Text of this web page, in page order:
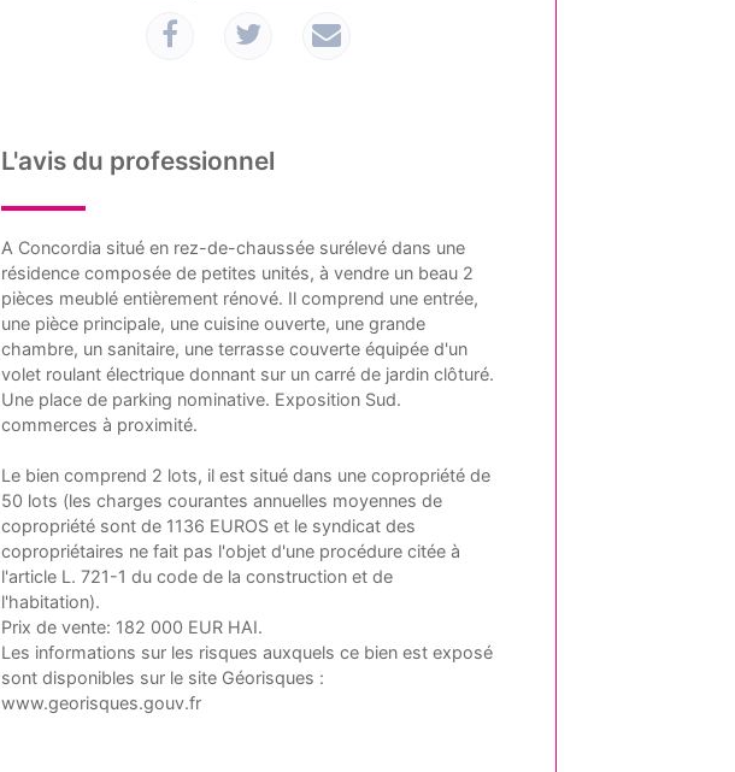
L'avis du professionnel
A Concordia situé en rez-de-chaussée surélevé dans une
résidence composée de petites unités, à vendre un beau 2
pièces meublé entièrement rénové. Il comprend une entrée,
une pièce principale, une cuisine ouverte, une grande
chambre, un sanitaire, une terrasse couverte équipée d'un
volet roulant électrique donnant sur un carré de jardin clôturé.
Une place de parking nominative. Exposition Sud.
commerces à proximité.
Le bien comprend 2 lots, il est situé dans une copropriété de
50 lots (les charges courantes annuelles moyennes de
copropriété sont de 1136 EUROS et le syndicat des
copropriétaires ne fait pas l'objet d'une procédure citée à
l'article L. 721-1 du code de la construction et de
l'habitation).
Prix de vente: 182 000 EUR HAI.
Les informations sur les risques auxquels ce bien est exposé
sont disponibles sur le site Géorisques :
www.georisques.gouv.fr